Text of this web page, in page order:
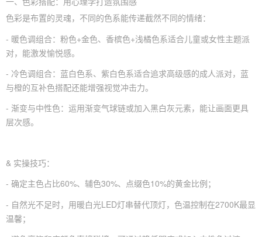
色彩是布置的灵魂，不同的色系能传递截然不同的情绪：
- 暖色调组合：粉色+金色、香槟色+浅橘色系适合儿童或女性主题派
对，能激发愉悦感。
- 冷色调组合：蓝白色系、紫白色系适合追求高级感的成人派对，蓝
与橙的互补色搭配还能增强视觉冲击力。
- 渐变与中性色：运用渐变气球链或加入黑白灰元素，能让画面更具
层次感。
& 实操技巧：
- 确定主色占比60%、辅色30%、点缀色10%的黄金比例；
- 自然光不足时，用暖白光LED灯串替代顶灯，色温控制在2700K最显
温馨；